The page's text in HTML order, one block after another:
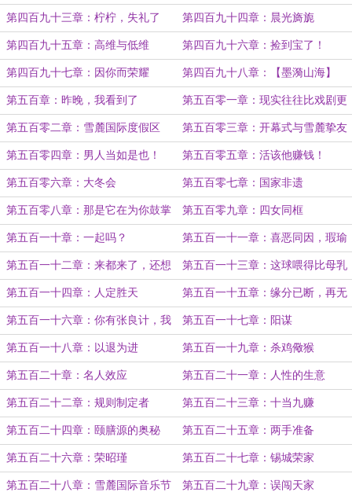
第四百九十三章：柠柠，失礼了 第四百九十四章：晨光旖旎
第四百九十五章：高维与低维 第四百九十六章：捡到宝了！
第四百九十七章：因你而荣耀 第四百九十八章：【墨漪山海】
第五百章：昨晚，我看到了 第五百零一章：现实往往比戏剧更
加魔幻
第五百零二章：雪麓国际度假区 第五百零三章：开幕式与雪麓挚友
第五百零四章：男人当如是也！ 第五百零五章：活该他赚钱！
第五百零六章：大冬会 第五百零七章：国家非遗
第五百零八章：那是它在为你鼓掌 第五百零九章：四女同框
第五百一十章：一起吗？ 第五百一十一章：喜恶同因，瑕瑜
互见
第五百一十二章：来都来了，还想
走？
第五百一十三章：这球喂得比母乳
还有营养
第五百一十四章：人定胜天 第五百一十五章：缘分已断，再无
瓜葛
第五百一十六章：你有张良计，我
有过墙梯
第五百一十七章：阳谋
第五百一十八章：以退为进 第五百一十九章：杀鸡儆猴
第五百二十章：名人效应 第五百二十一章：人性的生意
第五百二十二章：规则制定者 第五百二十三章：十当九赚
第五百二十四章：颐膳源的奥秘 第五百二十五章：两手准备
第五百二十六章：荣昭瑾 第五百二十七章：锡城荣家
第五百二十八章：雪麓国际音乐节 第五百二十九章：误闯天家